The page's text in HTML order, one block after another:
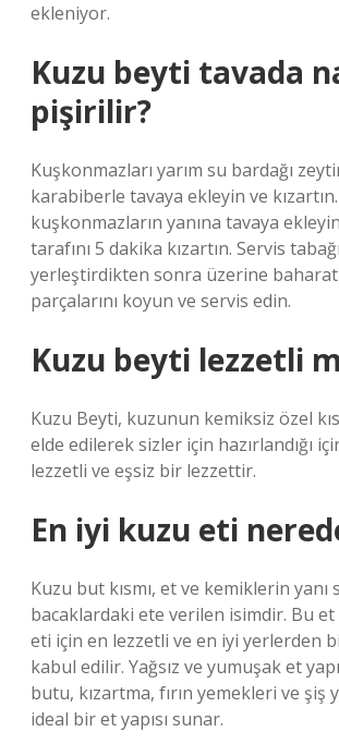
ekleniyor.
Kuzu beyti tavada
pişirilir?
Kuşkonmazları yarım su bardağı
karabiberle tavaya ekleyin ve
kuşkonmazların yanına tavaya
tarafını 5 dakika kızartın. Servis
yerleştirdikten sonra üzerine
parçalarını koyun ve servis edin.
Kuzu beyti lezzetli
Kuzu Beyti, kuzunun kemiksiz özel
elde edilerek sizler için hazırlandığı
lezzetli ve eşsiz bir lezzettir.
En iyi kuzu eti
Kuzu but kısmı, et ve kemiklerin yanı
bacaklardaki ete verilen isimdir. Bu
eti için en lezzetli ve en iyi yerlerden
kabul edilir. Yağsız ve yumuşak et
butu, kızartma, fırın yemekleri ve şiş
ideal bir et yapısı sunar.